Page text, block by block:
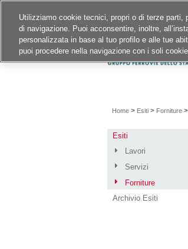
Home > Esiti > Forniture >
Esiti
Lavori
Servizi
Forniture
Archivio Esiti
Utilizziamo cookie tecnici, propri o di terze
di navigazione. Puoi acconsentire, inoltre,
personalizzata in base al tuo profilo e alle tue
puoi procedere nella navigazione con i soli